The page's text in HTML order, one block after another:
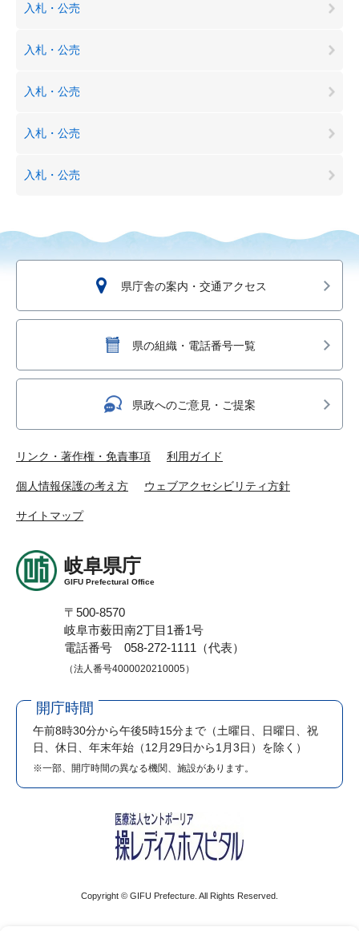
入札・公売
入札・公売
入札・公売
入札・公売
入札・公売
県庁舎の案内・交通アクセス
県の組織・電話番号一覧
県政へのご意見・ご提案
リンク・著作権・免責事項 利用ガイド
個人情報保護の考え方 ウェブアクセシビリティ方針
サイトマップ
岐阜県庁
GIFU Prefectural Office
〒500-8570
岐阜市薮田南2丁目1番1号
電話番号 058-272-1111（代表）
（法人番号4000020210005）
開庁時間
午前8時30分から午後5時15分まで （土曜日、日曜日、祝
日、休日、年末年始（12月29日から1月3日）を除く）
※一部、開庁時間の異なる機関、施設があります。
Copyright © GIFU Prefecture. All Rights Reserved.